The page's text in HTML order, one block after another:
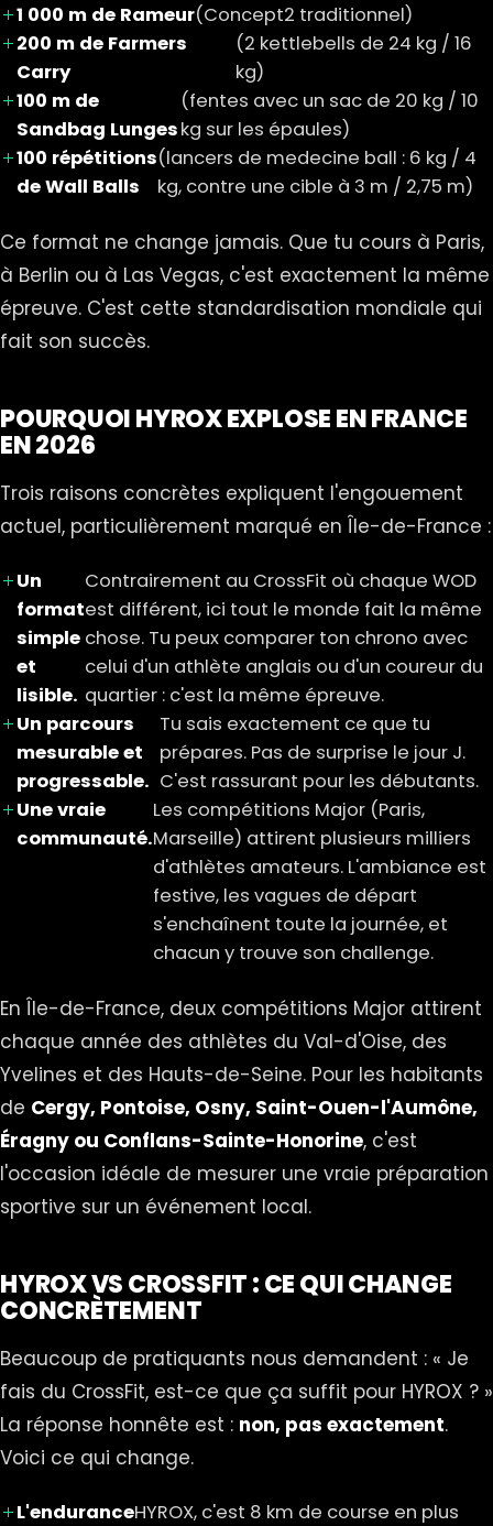
1 000 m de Rameur(Concept2 traditionnel)
200 m de Farmers
Carry
(2 kettlebells de 24 kg / 16
kg)
100 m de
Sandbag Lunges
(fentes avec un sac de 20 kg / 10
kg sur les épaules)
100 répétitions
de Wall Balls
(lancers de medecine ball : 6 kg / 4
kg, contre une cible à 3 m / 2,75 m)
Ce format ne change jamais. Que tu cours à Paris,
à Berlin ou à Las Vegas, c'est exactement la même
épreuve. C'est cette standardisation mondiale qui
fait son succès.
POURQUOI HYROX EXPLOSE EN FRANCE
EN 2026
Trois raisons concrètes expliquent l'engouement
actuel, particulièrement marqué en Île-de-France :
Un
format
simple
et
lisible.
Contrairement au CrossFit où chaque WOD
est différent, ici tout le monde fait la même
chose. Tu peux comparer ton chrono avec
celui d'un athlète anglais ou d'un coureur du
quartier : c'est la même épreuve.
Un parcours
mesurable et
progressable.
Tu sais exactement ce que tu
prépares. Pas de surprise le jour J.
C'est rassurant pour les débutants.
Une vraie
communauté.
Les compétitions Major (Paris,
Marseille) attirent plusieurs milliers
d'athlètes amateurs. L'ambiance est
festive, les vagues de départ
s'enchaînent toute la journée, et
chacun y trouve son challenge.
En Île-de-France, deux compétitions Major attirent
chaque année des athlètes du Val-d'Oise, des
Yvelines et des Hauts-de-Seine. Pour les habitants
de Cergy, Pontoise, Osny, Saint-Ouen-l'Aumône,
Éragny ou Conflans-Sainte-Honorine, c'est
l'occasion idéale de mesurer une vraie préparation
sportive sur un événement local.
HYROX VS CROSSFIT : CE QUI CHANGE
CONCRÈTEMENT
Beaucoup de pratiquants nous demandent : « Je
fais du CrossFit, est-ce que ça suffit pour HYROX ? »
La réponse honnête est : non, pas exactement.
Voici ce qui change.
L'enduranceHYROX, c'est 8 km de course en plus